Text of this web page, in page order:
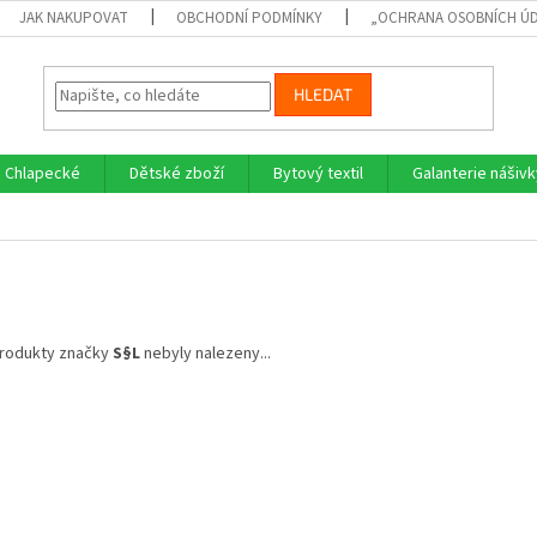
JAK NAKUPOVAT OBCHODNÍ PODMÍNKY „OCHRANA OSOBNÍCH
HLEDAT
Chlapecké Dětské zboží Bytový textil Galanterie
značkyS§Lnebyly nalezeny...